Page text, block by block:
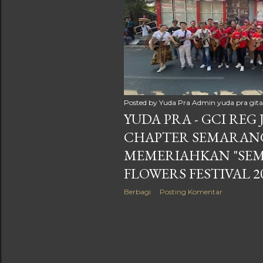
Posted by Yuda Pra Admin yuda pra
YUDA PRA - GCI REG
CHAPTER
MEMERIAHKAN
FLOWERS FESTIVAL
Berbagi Posting Komentar